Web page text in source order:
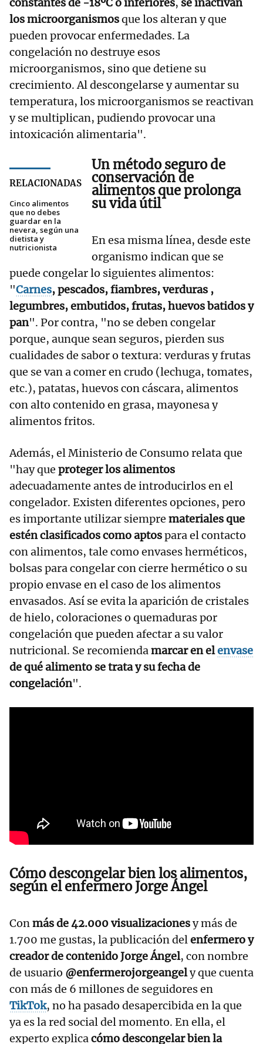
constantes de -18ºC o inferiores, se inactivan
los microorganismosque los alteran y que
pueden provocar enfermedades. La
congelación no destruye esos
microorganismos, sino que detiene su
crecimiento. Al descongelarse y aumentar su
temperatura, los microorganismos se reactivan
y se multiplican, pudiendo provocar una
intoxicación alimentaria".
RELACIONADAS
Cinco alimentos
que no debes
guardar en la
nevera, según una
dietista y
nutricionista
Un método seguro de
conservación de
alimentos queprolonga
su vida útil
En esa misma línea, desde este
organismo indican que se
puede congelar lo siguientes alimentos:
"Carnes, pescados, fiambres, verduras ,
legumbres, embutidos, frutas, huevos batidos y
pan". Por contra, "no se deben congelar
porque, aunque sean seguros, pierden sus
cualidades de sabor o textura: verduras y frutas
que se van a comer en crudo (lechuga, tomates,
etc.), patatas, huevos con cáscara, alimentos
con alto contenido en grasa, mayonesa y
alimentos fritos.
Además, el Ministerio de Consumo relata que
"hay que proteger los alimentos
adecuadamente antes de introducirlos en el
congelador. Existen diferentes opciones, pero
es importante utilizar siempre materiales que
estén clasificados como aptospara el contacto
con alimentos, tale como envases herméticos,
bolsas para congelar con cierre hermético o su
propio envase en el caso de los alimentos
envasados. Así se evita la aparición de cristales
de hielo, coloraciones o quemaduras por
congelación que pueden afectar a su valor
nutricional. Se recomiendamarcar en elenvase
de qué alimento se trata y su fecha de
congelación".
Cómo descongelar bien los alimentos,
según el enfermero Jorge Ángel
Conmás de 42.000 visualizacionesy más de
1.700 me gustas, la publicación delenfermero y
creador de contenido Jorge Ángel, con nombre
de usuario @enfermerojorgeangely que cuenta
con más de 6 millones de seguidores en
TikTok, no ha pasado desapercibida en la que
ya es la red social del momento. En ella, el
experto explicacómo descongelar bien la